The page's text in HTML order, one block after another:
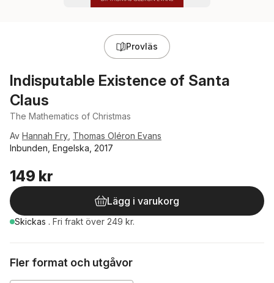
Provläs
Indisputable Existence of Santa
Claus
The Mathematics of Christmas
Av Hannah Fry Thomas Oléron Evans
Inbunden, Engelska, 2017
149 kr
Lägg i varukorg
Skickas . Fri frakt över 249 kr.
Fler format och utgåvor